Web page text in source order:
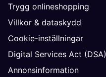
Trygg onlineshopping
Villkor & dataskydd
Cookie-inställningar
Digital Services Act (DSA)
Annonsinformation